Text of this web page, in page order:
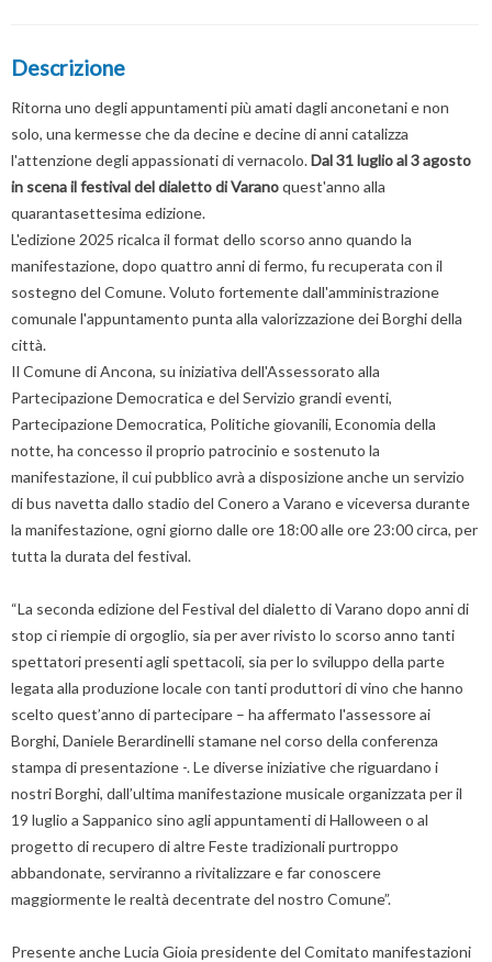
Descrizione
Ritorna uno degli appuntamenti più amati dagli anconetani e non
solo, una kermesse che da decine e decine di anni catalizza
l'attenzione degli appassionati di vernacolo.Dal 31 luglio al 3 agosto
in scena il festival del dialetto di Varanoquest'anno alla
quarantasettesima edizione.
L'edizione 2025 ricalca il format dello scorso anno quando la
manifestazione, dopo quattro anni di fermo, fu recuperata con il
sostegno del Comune. Voluto fortemente dall'amministrazione
comunale l'appuntamento punta alla valorizzazione dei Borghi della
città.
Il Comune di Ancona, su iniziativa dell'Assessorato alla
Partecipazione Democratica e del Servizio grandi eventi,
Partecipazione Democratica, Politiche giovanili, Economia della
notte, ha concesso il proprio patrocinio e sostenuto la
manifestazione, il cui pubblico avrà a disposizione anche un servizio
di bus navetta dallo stadio del Conero a Varano e viceversa durante
la manifestazione, ogni giorno dalle ore 18:00 alle ore 23:00 circa, per
tutta la durata del festival.
“La seconda edizione del Festival del dialetto di Varano dopo anni di
stop ci riempie di orgoglio, sia per aver rivisto lo scorso anno tanti
spettatori presenti agli spettacoli, sia per lo sviluppo della parte
legata alla produzione locale con tanti produttori di vino che hanno
scelto quest’anno di partecipare – ha affermato l'assessore ai
Borghi, Daniele Berardinelli stamane nel corso della conferenza
stampa di presentazione -. Le diverse iniziative che riguardano i
nostri Borghi, dall’ultima manifestazione musicale organizzata per il
19 luglio a Sappanico sino agli appuntamenti di Halloween o al
progetto di recupero di altre Feste tradizionali purtroppo
abbandonate, serviranno a rivitalizzare e far conoscere
maggiormente le realtà decentrate del nostro Comune”.
Presente anche Lucia Gioia presidente del Comitato manifestazioni